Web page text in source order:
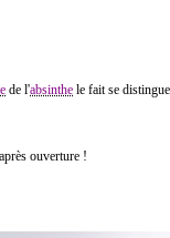
de l'absinthe le fait se
après ouverture !